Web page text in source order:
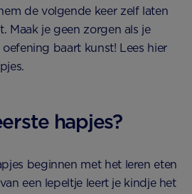
de volgende keer zelf laten
Maak je geen zorgen als je
baart kunst! Lees hier
hapjes?
beginnen met het leren eten
een lepeltje leert je kindje het